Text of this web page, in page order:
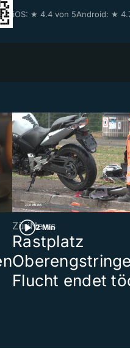
iOS: ★ 4.4 von 5Android: ★
2 Min
ZüriNews
Rastplatz
Flucht endet